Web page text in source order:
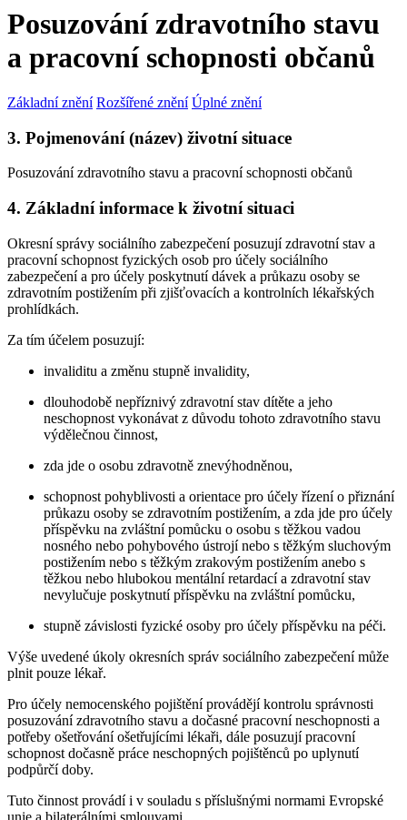
Posuzování zdravotního stavu
a pracovní schopnosti občanů
Základní znění Rozšířené znění Úplné znění
3. Pojmenování (název) životní situace
Posuzování zdravotního stavu a pracovní schopnosti občanů
4. Základní informace k životní situaci
Okresní správy sociálního zabezpečení posuzují zdravotní stav a
pracovní schopnost fyzických osob pro účely sociálního
zabezpečení a pro účely poskytnutí dávek a průkazu osoby se
zdravotním postižením při zjišťovacích a kontrolních lékařských
prohlídkách.
Za tím účelem posuzují:
invaliditu a změnu stupně invalidity,
dlouhodobě nepříznivý zdravotní stav dítěte a jeho
neschopnost vykonávat z důvodu tohoto zdravotního stavu
výdělečnou činnost,
zda jde o osobu zdravotně znevýhodněnou,
schopnost pohyblivosti a orientace pro účely řízení o přiznání
průkazu osoby se zdravotním postižením, a zda jde pro účely
příspěvku na zvláštní pomůcku o osobu s těžkou vadou
nosného nebo pohybového ústrojí nebo s těžkým sluchovým
postižením nebo s těžkým zrakovým postižením anebo s
těžkou nebo hlubokou mentální retardací a zdravotní stav
nevylučuje poskytnutí příspěvku na zvláštní pomůcku,
stupně závislosti fyzické osoby pro účely příspěvku na péči.
Výše uvedené úkoly okresních správ sociálního zabezpečení může
plnit pouze lékař.
Pro účely nemocenského pojištění provádějí kontrolu správnosti
posuzování zdravotního stavu a dočasné pracovní neschopnosti a
potřeby ošetřování ošetřujícími lékaři, dále posuzují pracovní
schopnost dočasně práce neschopných pojištěnců po uplynutí
podpůrčí doby.
Tuto činnost provádí i v souladu s příslušnými normami Evropské
unie a bilaterálními smlouvami.